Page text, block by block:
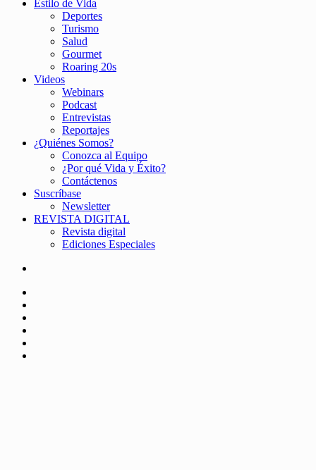
Estilo de Vida
Deportes
Turismo
Salud
Gourmet
Roaring 20s
Videos
Webinars
Podcast
Entrevistas
Reportajes
¿Quiénes Somos?
Conozca al Equipo
¿Por qué Vida y Éxito?
Contáctenos
Suscríbase
Newsletter
REVISTA DIGITAL
Revista digital
Ediciones Especiales